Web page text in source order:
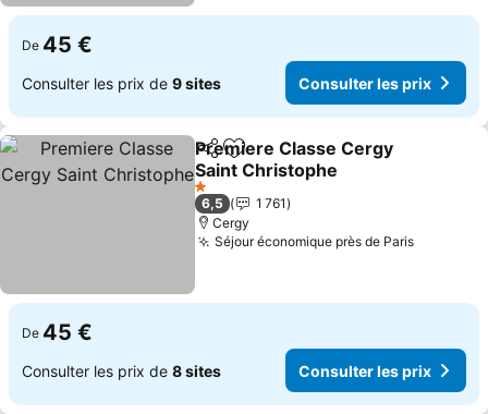
De 45 €
Consulter les prix de 9 sites Consulter les prix
PartagerAjouter à mes favoris
Premiere Classe Cergy
Saint Christophe
1 Étoiles
6,5
1 761
Cergy
Séjour économique près de Paris
De 45 €
Consulter les prix de 8 sites Consulter les prix